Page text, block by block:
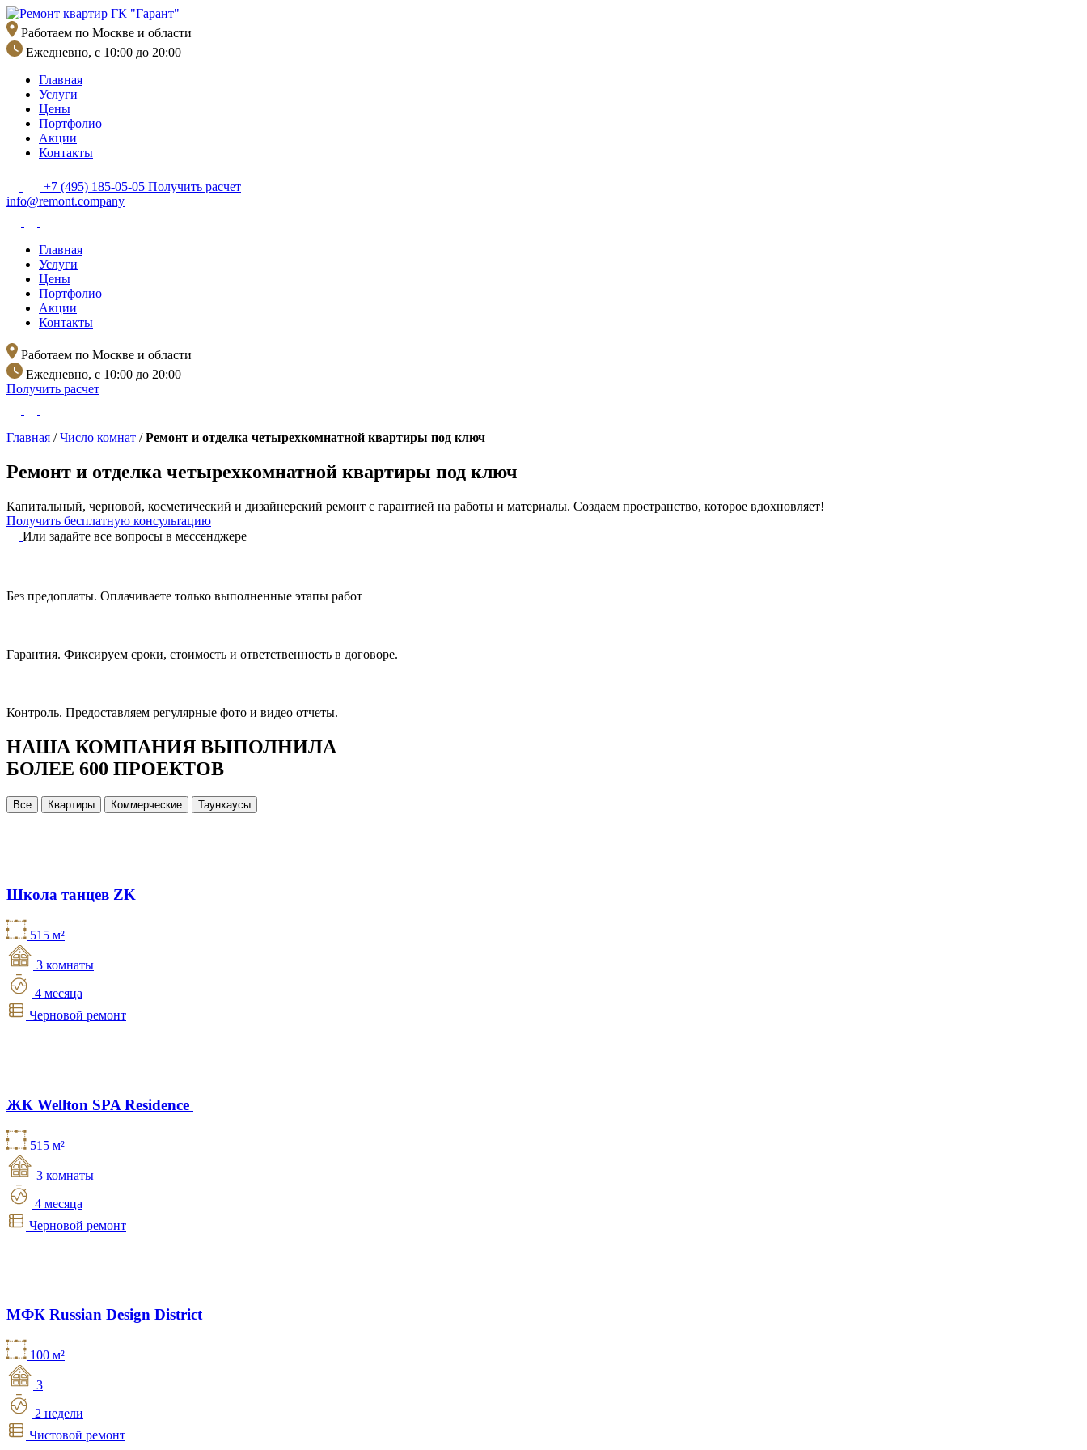
Перейти
к
содержимому
Работаем по Москве и области
Ежедневно, с 10:00 до 20:00
Главная
Услуги
Цены
Портфолио
Акции
Контакты
+7 (495) 185-05-05 Получить расчет
info@remont.company
Главная
Услуги
Цены
Портфолио
Акции
Контакты
Работаем по Москве и области
Ежедневно, с 10:00 до 20:00
Получить расчет
Главная /Число комнат /Ремонт и отделка четырехкомнатной квартиры под ключ
Ремонт и отделка четырехкомнатной квартиры под ключ
Капитальный, черновой, косметический и дизайнерский ремонт с гарантией на работы и материалы. Создаем пространство, которое вдохновляет!
Получить бесплатную консультацию
Или задайте все вопросы в мессенджере
Без предоплаты. Оплачиваете только выполненные этапы работ
Гарантия. Фиксируем сроки, стоимость и ответственность в договоре.
Контроль. Предоставляем регулярные фото и видео отчеты.
НАША КОМПАНИЯ ВЫПОЛНИЛА
БОЛЕЕ 600 ПРОЕКТОВ
Все Квартиры Коммерческие Таунхаусы
Школа танцев ZK
515 м²
3 комнаты
4 месяца
Черновой ремонт
ЖК Wellton SPA Residence
515 м²
3 комнаты
4 месяца
Черновой ремонт
МФК Russian Design District
100 м²
3
2 недели
Чистовой ремонт